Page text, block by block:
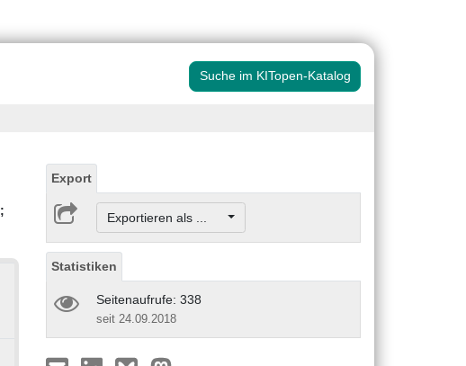
Suche im KITopen-Katalog
;
Export
Exportieren als ...
Statistiken
Seitenaufrufe: 338
seit 24.09.2018